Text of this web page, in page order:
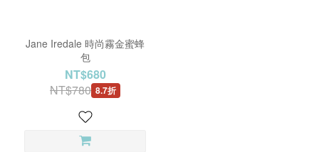
Jane Iredale 時尚霧金蜜蜂
包
NT$680
NT$780 8.7折